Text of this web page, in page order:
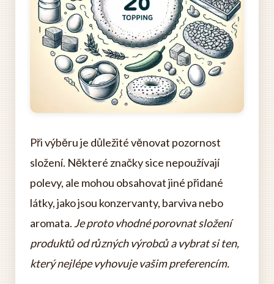
Při výběru je důležité věnovat pozornost
složení. Některé značky sice nepoužívají
polevy, ale mohou obsahovat jiné přidané
látky, jako jsou konzervanty, barviva nebo
aromata. Je proto vhodné porovnat složení
produktů od různých výrobců a vybrat si ten,
který nejlépe vyhovuje vašim preferencím.